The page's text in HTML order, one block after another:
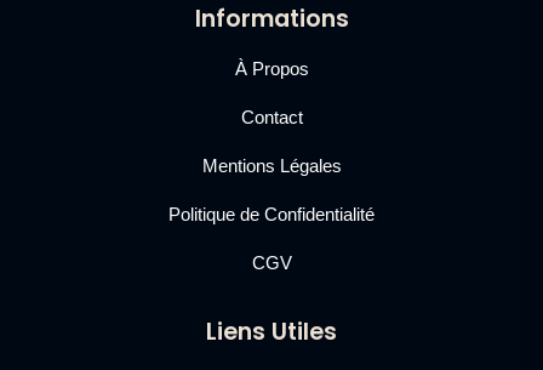
Informations
À Propos
Contact
Mentions Légales
Politique de Confidentialité
CGV
Liens Utiles